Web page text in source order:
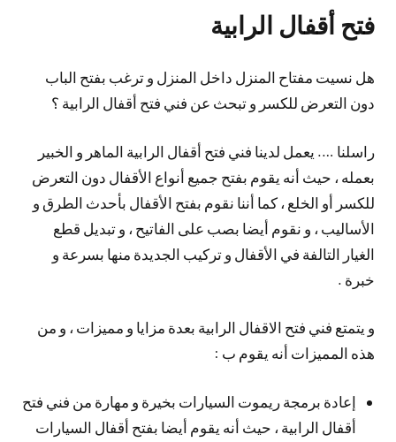
فتح أقفال الرابية
هل نسيت مفتاح المنزل داخل المنزل و ترغب بفتح الباب
دون التعرض للكسر و تبحث عن فني فتح أقفال الرابية ؟
راسلنا …. يعمل لدينا فني فتح أقفال الرابية الماهر و الخبير
بعمله ، حيث أنه يقوم بفتح جميع أنواع الأقفال دون التعرض
للكسر أو الخلع ، كما أننا نقوم بفتح الأقفال بأحدث الطرق و
الأساليب ، و نقوم أيضا بصب على الفاتيح ، و تبديل قطع
الغيار التالفة في الأقفال و تركيب الجديدة منها بسرعة و
خبرة .
و يتمتع فني فتح الاقفال الرابية بعدة مزايا و مميزات ، و من
هذه المميزات أنه يقوم ب :
إعادة برمجة ريموت السيارات بخيرة و مهارة من فني فتح
أقفال الرابية ، حيث أنه يقوم أيضا بفتح أقفال السيارات